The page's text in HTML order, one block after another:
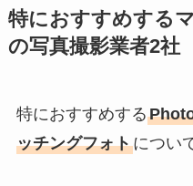
特におすすめする
の写真撮影業者2社
特におすすめする
ッチングフォトについ